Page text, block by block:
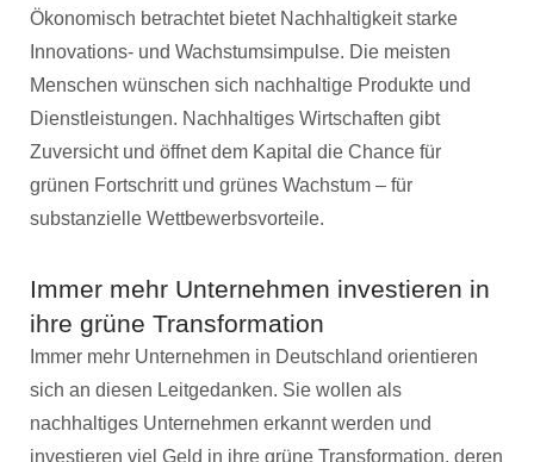
Ökonomisch betrachtet bietet Nachhaltigkeit starke
Innovations- und Wachstumsimpulse. Die meisten
Menschen wünschen sich nachhaltige Produkte und
Dienstleistungen. Nachhaltiges Wirtschaften gibt
Zuversicht und öffnet dem Kapital die Chance für
grünen Fortschritt und grünes Wachstum – für
substanzielle Wettbewerbsvorteile.
Immer mehr Unternehmen investieren in
ihre grüne Transformation
Immer mehr Unternehmen in Deutschland orientieren
sich an diesen Leitgedanken. Sie wollen als
nachhaltiges Unternehmen erkannt werden und
investieren viel Geld in ihre grüne Transformation, deren